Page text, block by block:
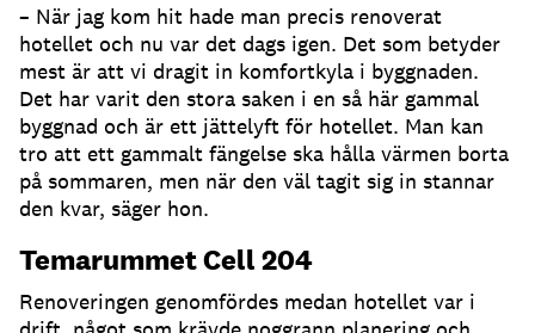
– När jag kom hit hade man precis renoverat
hotellet och nu var det dags igen. Det som betyder
mest är att vi dragit in komfortkyla i byggnaden.
Det har varit den stora saken i en så här gammal
byggnad och är ett jättelyft för hotellet. Man kan
tro att ett gammalt fängelse ska hålla värmen borta
på sommaren, men när den väl tagit sig in stannar
den kvar, säger hon.
Temarummet Cell 204
Renoveringen genomfördes medan hotellet var i